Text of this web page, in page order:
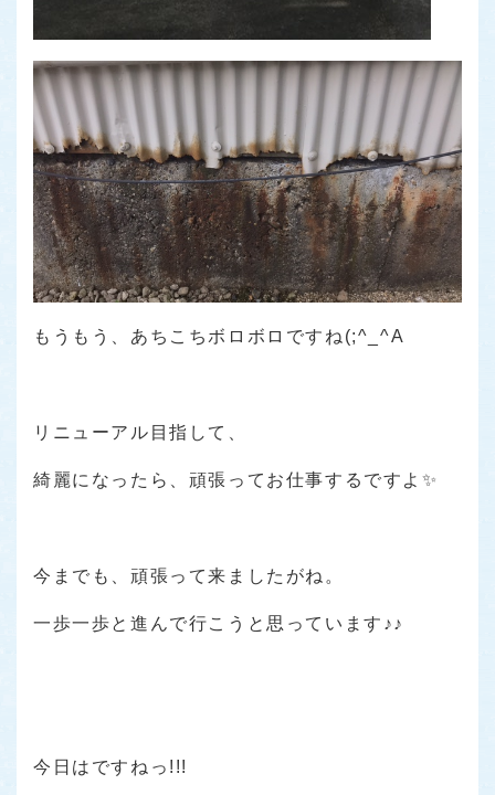
もうもう、あちこちボロボロですね(;^_^A
リニューアル目指して、
綺麗になったら、頑張ってお仕事するですよ✨
今までも、頑張って来ましたがね。
一歩一歩と進んで行こうと思っています♪♪
今日はですねっ!!!